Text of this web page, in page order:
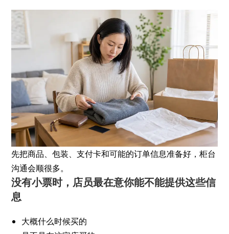
先把商品、包装、支付卡和可能的订单信息准备好，柜台
沟通会顺很多。
没有小票时，店员最在意你能不能提供这些信
息
大概什么时候买的